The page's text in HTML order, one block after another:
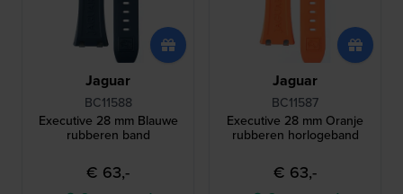
Jaguar
BC11588
Executive 28 mm Blauwe
rubberen band
€ 63,-
Jaguar
BC11587
Executive 28 mm Oranje
rubberen horlogeband
€ 63,-